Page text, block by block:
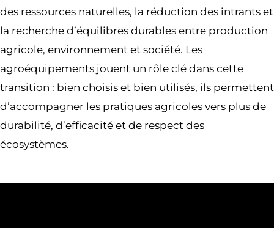
des ressources naturelles, la réduction des intrants et
la recherche d’équilibres durables entre production
agricole, environnement et société. Les
agroéquipements jouent un rôle clé dans cette
transition : bien choisis et bien utilisés, ils permettent
d’accompagner les pratiques agricoles vers plus de
durabilité, d’efficacité et de respect des
écosystèmes.